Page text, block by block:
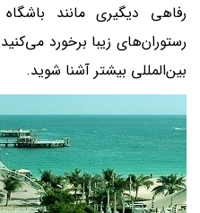
رفاهی دیگیری مانند
رستوران‌های زیبا برخورد
بین‌المللی بیشتر آشنا شوید.